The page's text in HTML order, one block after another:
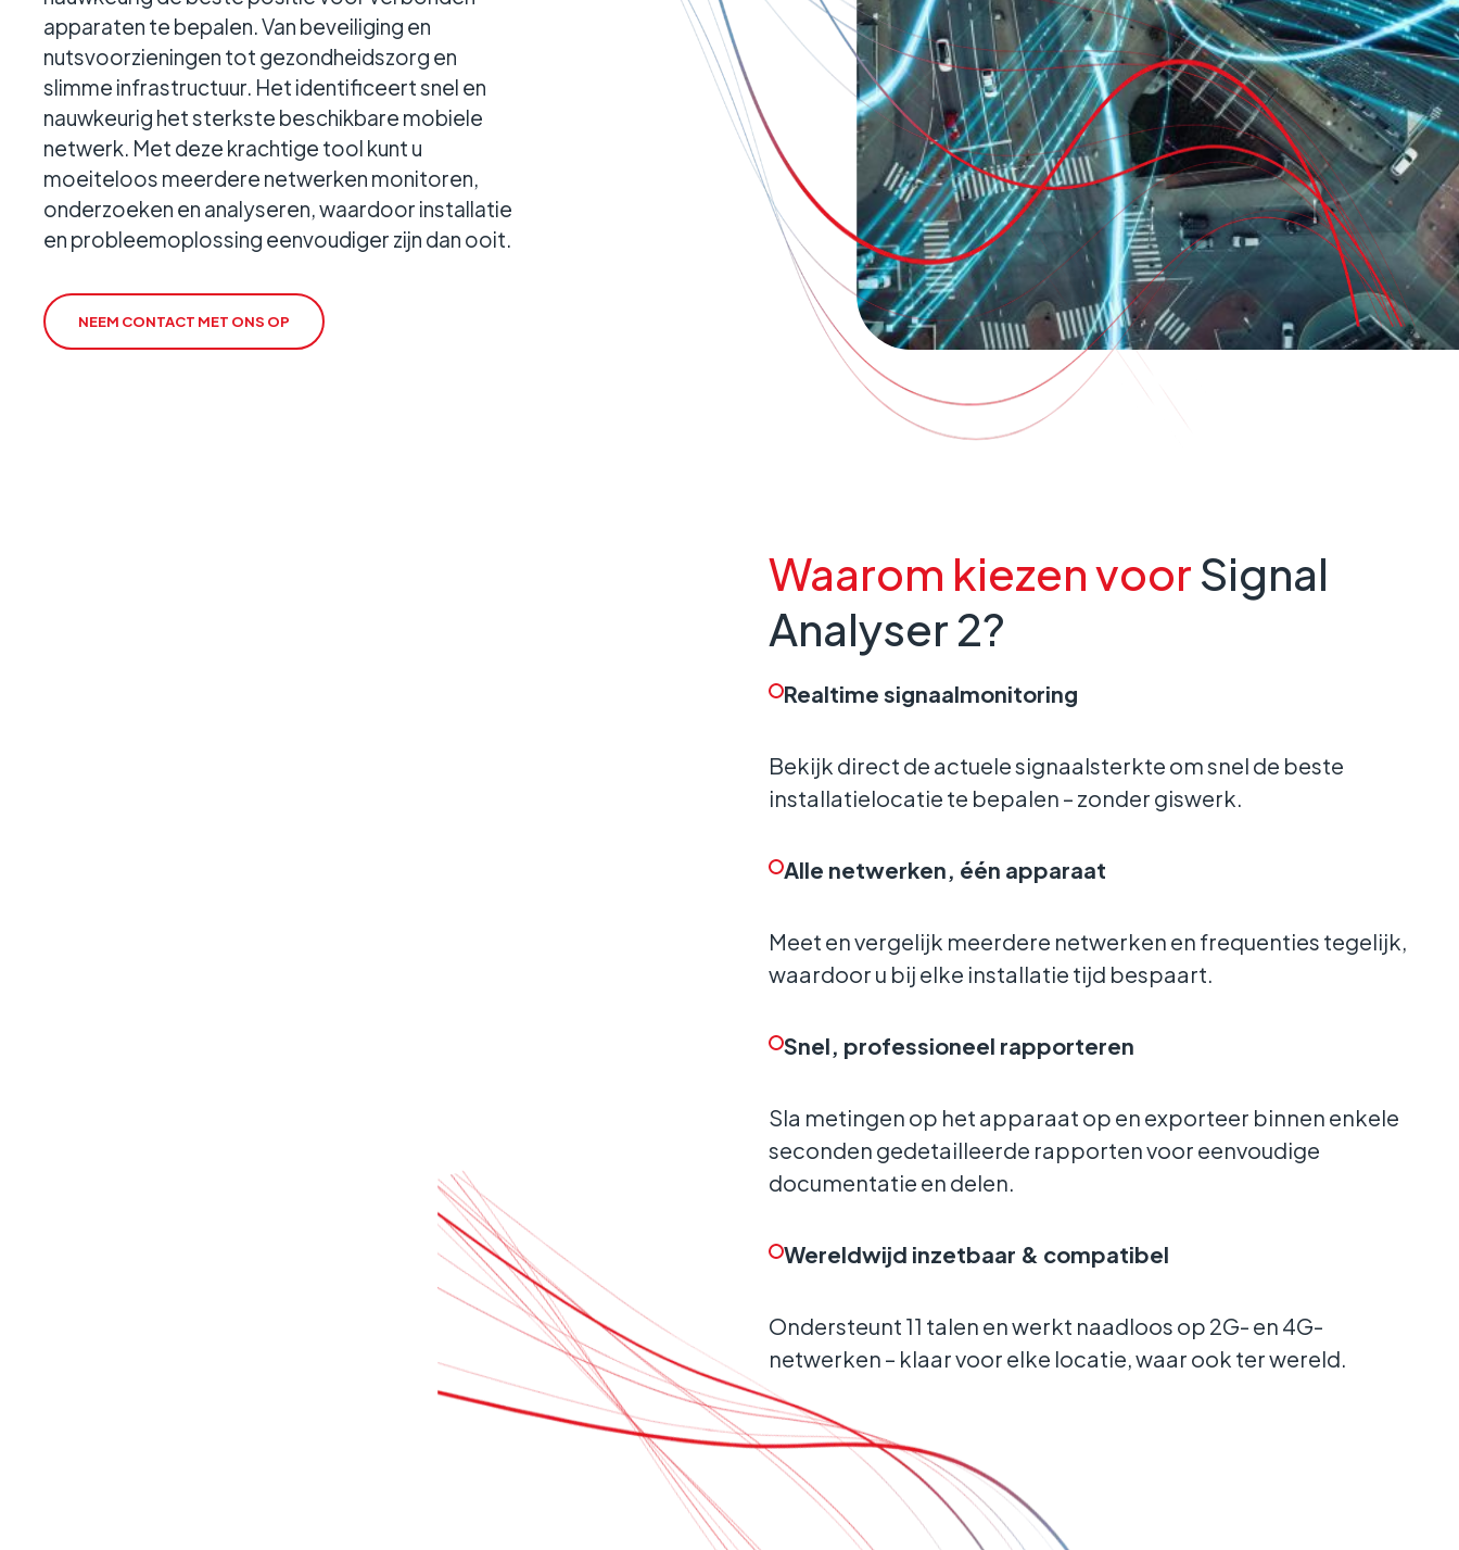
Geokritisch
Houdt de verbindingen tussen verschillende entiteiten
in stand, ongeacht waar ze actief zijn.
apparaten te bepalen. Van beveiliging en
nutsvoorzieningen tot gezondheidszorg en
slimme infrastructuur. Het identificeert snel en
nauwkeurig het sterkste beschikbare mobiele
netwerk. Met deze krachtige tool kunt u
moeiteloos meerdere netwerken monitoren,
onderzoeken en analyseren, waardoor installatie
en probleemoplossing eenvoudiger zijn dan ooit.
NEEM CONTACT MET ONS OP
Waarom kiezen voorSignal
Analyser 2?
Realtime signaalmonitoring
Bekijk direct de actuele signaalsterkte om snel de beste
installatielocatie te bepalen – zonder giswerk.
Alle netwerken, één apparaat
Meet en vergelijk meerdere netwerken en frequenties tegelijk,
waardoor u bij elke installatie tijd bespaart.
Snel, professioneel rapporteren
Sla metingen op het apparaat op en exporteer binnen enkele
seconden gedetailleerde rapporten voor eenvoudige
documentatie en delen.
Wereldwijd inzetbaar & compatibel
Ondersteunt 11 talen en werkt naadloos op 2G- en 4G-
netwerken – klaar voor elke locatie, waar ook ter wereld.